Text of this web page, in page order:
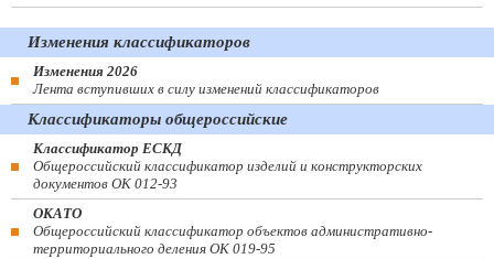
Изменения классификаторов
Изменения 2026
Лента вступивших в силу изменений классификаторов
Классификаторы общероссийские
Классификатор ЕСКД
Общероссийский классификатор изделий и конструкторских
документов ОК 012-93
ОКАТО
Общероссийский классификатор объектов административно-
территориального деления ОК 019-95